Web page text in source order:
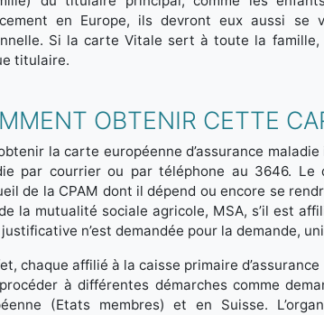
en Europe, ils devront eux aussi se
Si la carte Vitale sert à toute la
titulaire.
OBTENIR CETTE
la carte européenne d’assurance
par courrier ou par téléphone au 3646.
de la CPAM dont il dépend ou encore se
la mutualité sociale agricole, MSA, s’il est
n’est demandée pour la demande,
chaque affilié à la caisse primaire
à différentes démarches comme
(Etats membres) et en Suisse.